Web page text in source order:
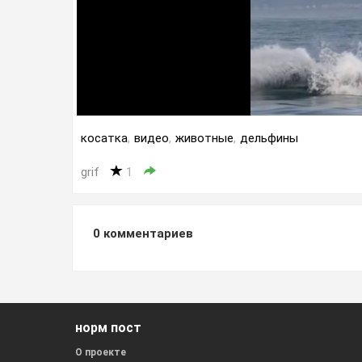
косатка, видео, животные, дельфины
grif 1
0 комментариев
норм пост
О проекте